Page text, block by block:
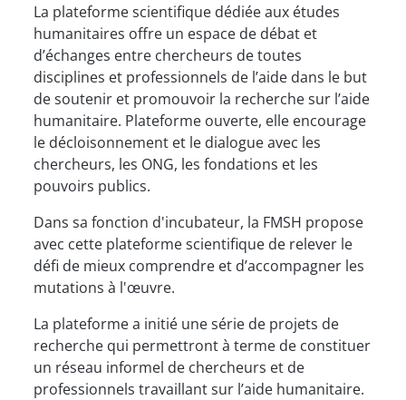
La plateforme scientifique dédiée aux études
humanitaires offre un espace de débat et
d’échanges entre chercheurs de toutes
disciplines et professionnels de l’aide dans le but
de soutenir et promouvoir la recherche sur l’aide
humanitaire. Plateforme ouverte, elle encourage
le décloisonnement et le dialogue avec les
chercheurs, les ONG, les fondations et les
pouvoirs publics.
Dans sa fonction d'incubateur, la FMSH propose
avec cette plateforme scientifique de relever le
défi de mieux comprendre et d’accompagner les
mutations à l'œuvre.
La plateforme a initié une série de projets de
recherche qui permettront à terme de constituer
un réseau informel de chercheurs et de
professionnels travaillant sur l’aide humanitaire.